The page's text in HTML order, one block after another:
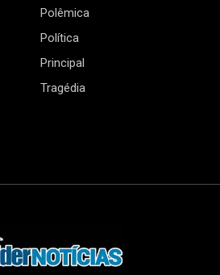
Polêmica
Política
Principal
Tragédia